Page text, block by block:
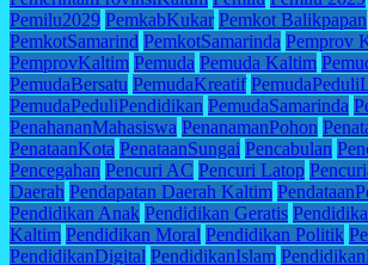
Pemilu2029 PemkabKukar Pemkot Balikpapan
PemkotSamarind PemkotSamarinda Pemprov
PemprovKaltim Pemuda Pemuda Kaltim
PemudaBersatu PemudaKreatif
PemudaPeduliPendidikan PemudaSamarinda
PenahananMahasiswa PenanamanPohon
PenataanKota PenataanSungai Pencabulan
Pencegahan Pencuri AC Pencuri Latop
Daerah Pendapatan Daerah Kaltim
Pendidikan Anak Pendidikan Geratis
Kaltim Pendidikan Moral Pendidikan Politik
PendidikanDigital PendidikanIslam